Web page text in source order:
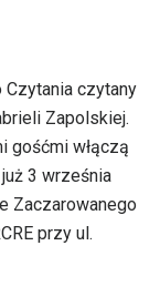
Czytania czytany
Zapolskiej.
gośćmi włączą
3 września
Zaczarowanego
przy ul.